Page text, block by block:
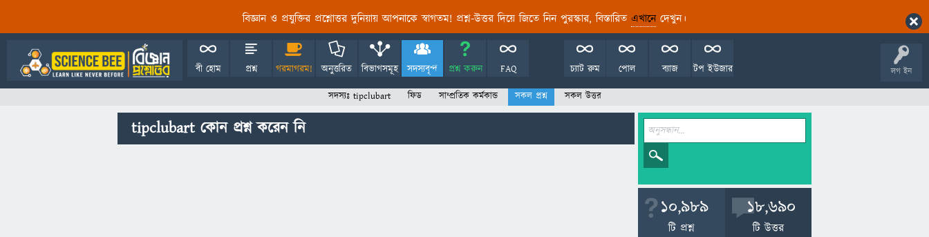
বিজ্ঞান ও প্রযুক্তির প্রশ্নোত্তর দুনিয়ায় আপনাকে স্বাগতম! প্রশ্ন-উত্তর দিয়ে জিতে নিন পুরস্কার, বিস্তারিত এখানেদেখুন।
লগ ইন
বী হোম প্রশ্ন গরমাগরম! অনুত্তরিত বিভাগসমূহ সদস্যবৃন্দ প্রশ্ন করুন FAQ টপ ইউজার
ব্যাজ
পোল
চ্যাট রুম
সদস্যঃ tipclubart ফিড সাম্প্রতিক কর্মকান্ড সকল প্রশ্ন সকল উত্তর
tipclubart কোন প্রশ্ন করেন নি
10,989
টি প্রশ্ন
18,690
টি উত্তর